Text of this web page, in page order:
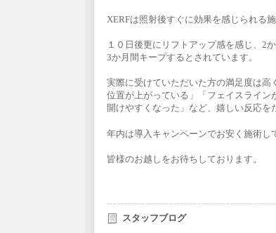
XERFは照射後すぐに効果を感じられる
１０日後更にリフトアップ感を感じ、2
3か月間キープするとされています。
実際に受けていただいた方の満足度は
位置が上がっている」「フェイスライ
開けやすくなった」など、嬉しい反応を
年内は導入キャンペーンでお安く施術し
皆様のお越しをお待ちしております。
スタッフブログ